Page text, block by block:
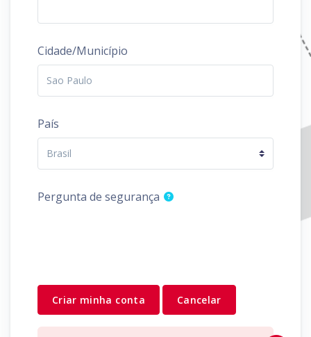
Cidade/Município
País
Pergunta de segurança